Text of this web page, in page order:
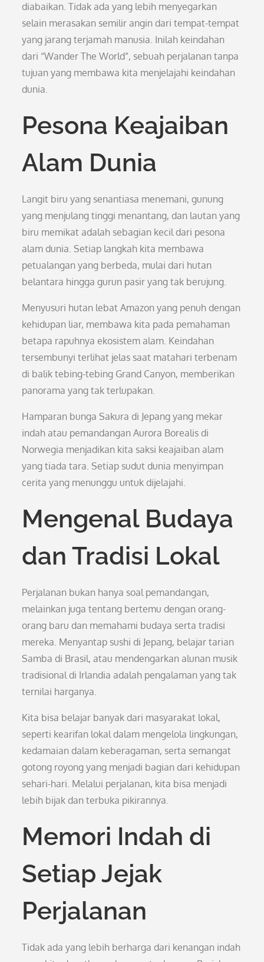
diabaikan. Tidak ada yang lebih menyegarkan
selain merasakan semilir angin dari tempat-tempat
yang jarang terjamah manusia. Inilah keindahan
dari “Wander The World”, sebuah perjalanan tanpa
tujuan yang membawa kita menjelajahi keindahan
dunia.
Pesona Keajaiban
Alam Dunia
Langit biru yang senantiasa menemani, gunung
yang menjulang tinggi menantang, dan lautan yang
biru memikat adalah sebagian kecil dari pesona
alam dunia. Setiap langkah kita membawa
petualangan yang berbeda, mulai dari hutan
belantara hingga gurun pasir yang tak berujung.
Menyusuri hutan lebat Amazon yang penuh dengan
kehidupan liar, membawa kita pada pemahaman
betapa rapuhnya ekosistem alam. Keindahan
tersembunyi terlihat jelas saat matahari terbenam
di balik tebing-tebing Grand Canyon, memberikan
panorama yang tak terlupakan.
Hamparan bunga Sakura di Jepang yang mekar
indah atau pemandangan Aurora Borealis di
Norwegia menjadikan kita saksi keajaiban alam
yang tiada tara. Setiap sudut dunia menyimpan
cerita yang menunggu untuk dijelajahi.
Mengenal Budaya
dan Tradisi Lokal
Perjalanan bukan hanya soal pemandangan,
melainkan juga tentang bertemu dengan orang-
orang baru dan memahami budaya serta tradisi
mereka. Menyantap sushi di Jepang, belajar tarian
Samba di Brasil, atau mendengarkan alunan musik
tradisional di Irlandia adalah pengalaman yang tak
ternilai harganya.
Kita bisa belajar banyak dari masyarakat lokal,
seperti kearifan lokal dalam mengelola lingkungan,
kedamaian dalam keberagaman, serta semangat
gotong royong yang menjadi bagian dari kehidupan
sehari-hari. Melalui perjalanan, kita bisa menjadi
lebih bijak dan terbuka pikirannya.
Memori Indah di
Setiap Jejak
Perjalanan
Tidak ada yang lebih berharga dari kenangan indah